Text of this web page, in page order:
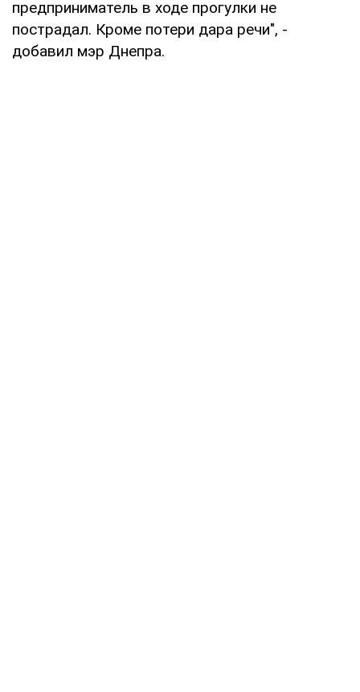
предприниматель в ходе прогулки не
пострадал. Кроме потери дара речи", -
добавил мэр Днепра.